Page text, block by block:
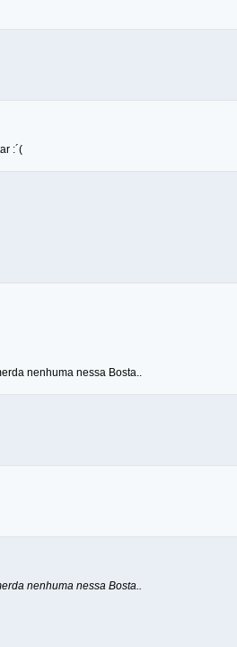
:´(
nenhuma nessa Bosta..
nenhuma nessa Bosta..